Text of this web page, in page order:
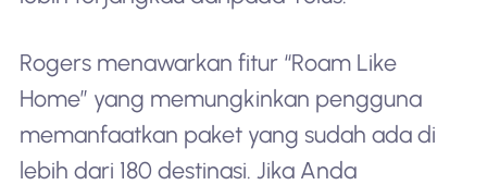
Rogers menawarkan fitur “Roam Like
Home” yang memungkinkan pengguna
memanfaatkan paket yang sudah ada di
lebih dari 180 destinasi. Jika Anda